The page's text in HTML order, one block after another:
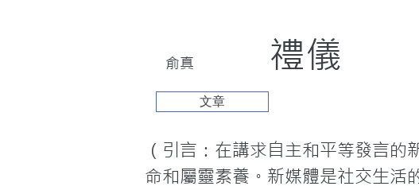
俞真 禮儀
文章
（引言：在講求自主和平等發言
命和屬靈素養。新媒體是社交生活